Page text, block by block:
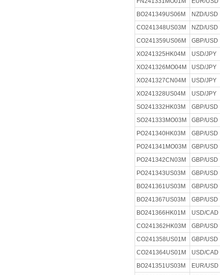
BO241349US06M
NZD/USD
CO241348US03M
NZD/USD
CO241359US06M
GBP/USD
XO241325HK04M
USD/JPY
XO241326MO04M
USD/JPY
XO241327CN04M
USD/JPY
XO241328US04M
USD/JPY
SO241332HK03M
GBP/USD
SO241333MO03M
GBP/USD
PO241340HK03M
GBP/USD
PO241341MO03M
GBP/USD
PO241342CN03M
GBP/USD
PO241343US03M
GBP/USD
BO241361US03M
GBP/USD
BO241367US03M
GBP/USD
BO241366HK01M
USD/CAD
CO241362HK03M
GBP/USD
CO241358US01M
GBP/USD
CO241364US01M
USD/CAD
BO241351US03M
EUR/USD